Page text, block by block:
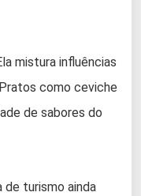
mistura influências
como ceviche
de sabores do
de turismo ainda